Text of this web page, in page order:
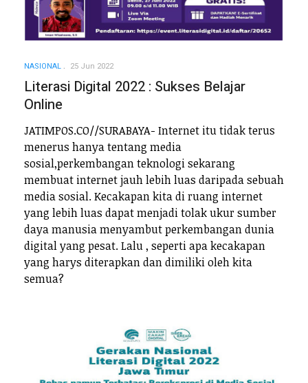
NASIONAL 25 Jun 2022
Literasi Digital 2022 : Sukses Belajar
Online
JATIMPOS.CO//SURABAYA- Internet itu tidak terus
menerus hanya tentang media
sosial,perkembangan teknologi sekarang
membuat internet jauh lebih luas daripada sebuah
media sosial. Kecakapan kita di ruang internet
yang lebih luas dapat menjadi tolak ukur sumber
daya manusia menyambut perkembangan dunia
digital yang pesat. Lalu , seperti apa kecakapan
yang harys diterapkan dan dimiliki oleh kita
semua?